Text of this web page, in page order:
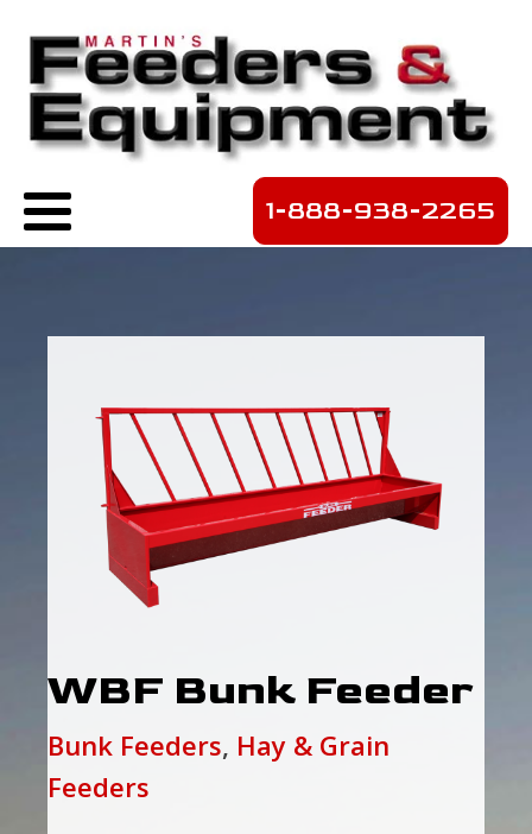
1-888-938-2265
WBF Bunk Feeder
Bunk Feeders, Hay & Grain
Feeders